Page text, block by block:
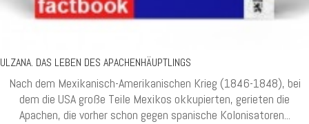
ULZANA. DAS LEBEN DES APACHENHÄUPTLINGS
Nach dem Mexikanisch-Amerikanischen Krieg (1846-1848), bei
dem die USA große Teile Mexikos okkupierten, gerieten die
Apachen, die vorher schon gegen spanische Kolonisatoren...